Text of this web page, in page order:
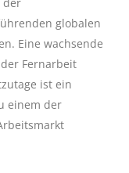
globalen
Eine wachsende
Fernarbeit
ist ein
einem der